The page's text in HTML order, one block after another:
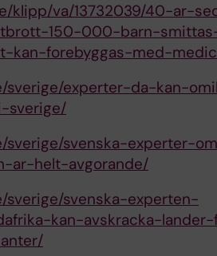
klipp/va/13732039/40-ar-
150-000-barn-
kan-forebyggas-med-
sverige/experter-da-kan-
sverige/
sverige/svenska-experter-
ar-helt-avgorande/
sverige/svenska-experten-
kan-avskracka-